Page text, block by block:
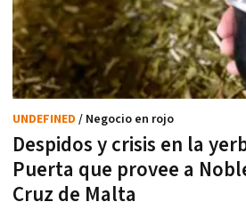
Despidos y crisis en la
Puerta que provee a
Cruz de Malta
UNDEFINED / Negocio en rojo